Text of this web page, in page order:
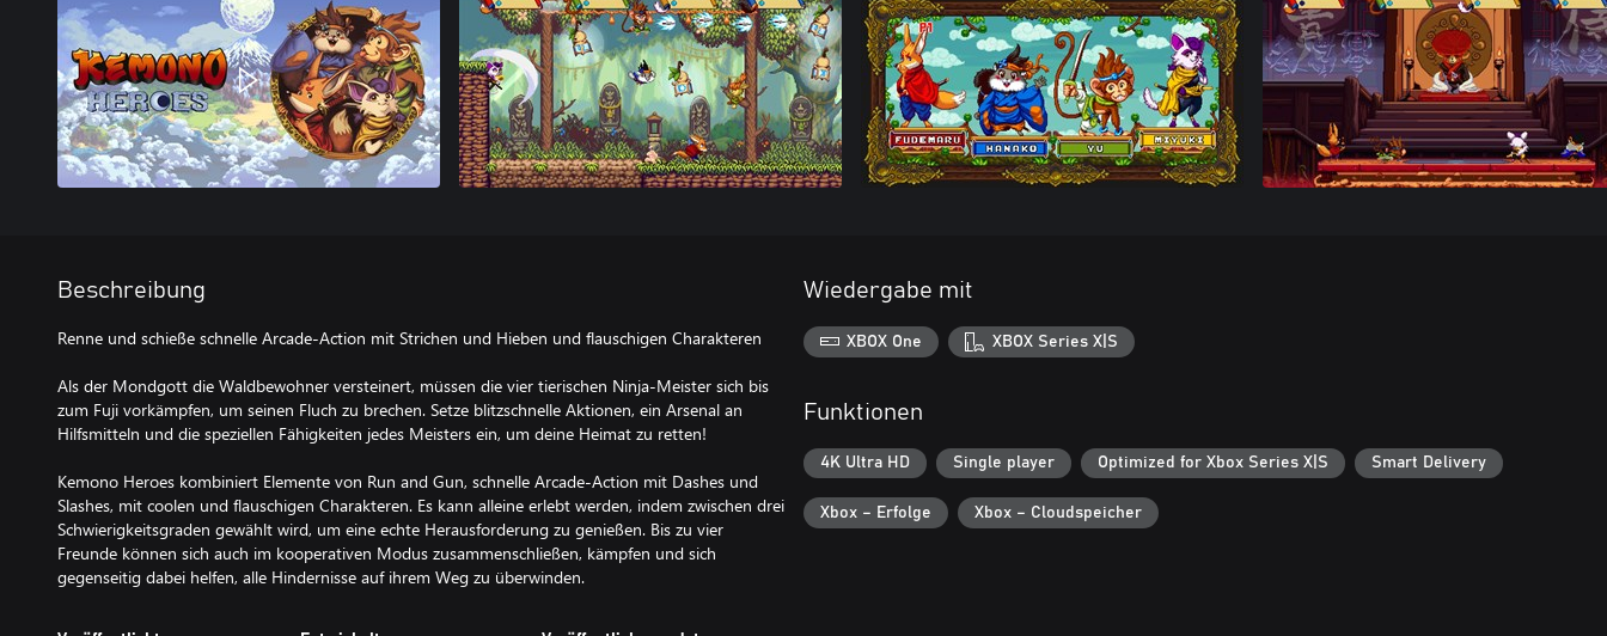
Beschreibung
Renne und schieße schnelle Arcade-Action mit Strichen und Hieben und flauschigen Charakteren
Als der Mondgott die Waldbewohner versteinert, müssen die vier tierischen Ninja-Meister sich bis
zum Fuji vorkämpfen, um seinen Fluch zu brechen. Setze blitzschnelle Aktionen, ein Arsenal an
Hilfsmitteln und die speziellen Fähigkeiten jedes Meisters ein, um deine Heimat zu retten!
Kemono Heroes kombiniert Elemente von Run and Gun, schnelle Arcade-Action mit Dashes und
Slashes, mit coolen und flauschigen Charakteren. Es kann alleine erlebt werden, indem zwischen drei
Schwierigkeitsgraden gewählt wird, um eine echte Herausforderung zu genießen. Bis zu vier
Freunde können sich auch im kooperativen Modus zusammenschließen, kämpfen und sich
Wiedergabe mit
XBOX One XBOX Series X|S
Funktionen
4K Ultra HD Single player Optimized for Xbox Series X|S Smart Delivery
Xbox – Erfolge Xbox – Cloudspeicher